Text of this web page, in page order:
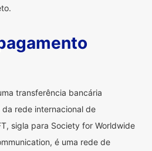
transferência bancária
rede internacional de
sigla para Society for Worldwide
é uma rede de